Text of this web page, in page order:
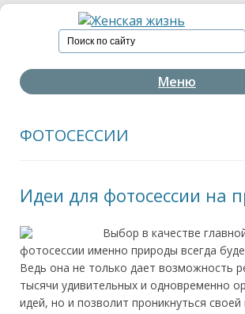
Меню
ФОТОСЕССИИ
Идеи для фотосессии на
Выбор в качестве
фотосессии именно природы всегда
Ведь она не только дает возможность
тысячи удивительных и одновременно
идей, но и позволит проникнуться своей